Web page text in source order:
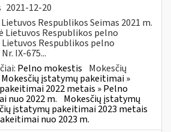
2021-12-20
Respublikos Seimas 2021 m.
Lietuvos Respublikos pelno
Respublikos pelno
IX-675...
Pelno mokestis Mokesčių
Mokesčių įstatymų pakeitimai »
2022 metais » Pelno
nuo 2022 m. Mokesčių įstatymų
įstatymų pakeitimai 2023 metais
nuo 2023 m.